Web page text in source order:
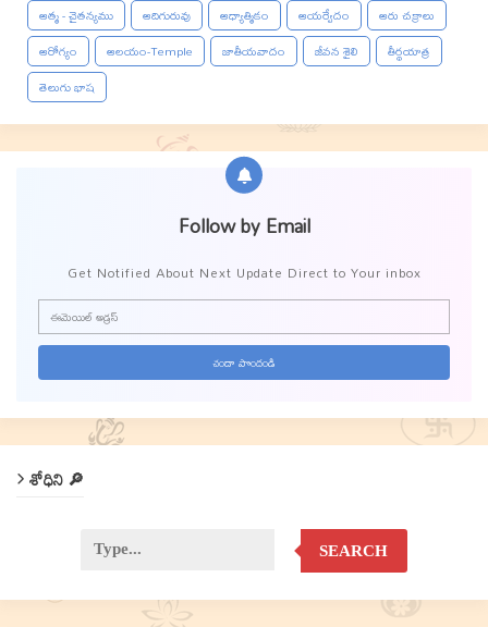
ఆత్మ - చైతన్యము
ఆదిగురువు ఆధ్యాత్మికం ఆయర్వేదం
ఆరు చక్రాలు
ఆరోగ్యం
ఆలయం-Temple జాతీయవాదం జీవన శైలి
తీర్థయాత్ర
తెలుగు భాష
Follow by Email
Get Notified About Next Update Direct to Your inbox
శోధిని 🔎
SEARCH